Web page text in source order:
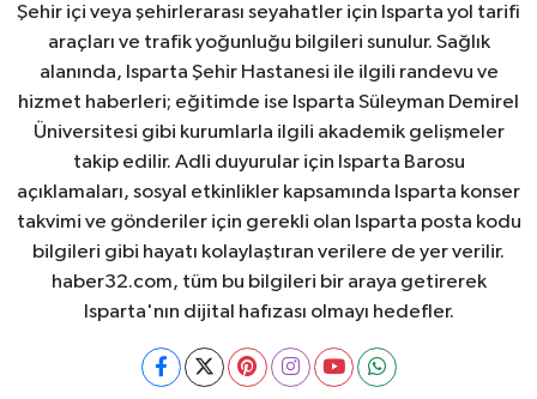
Şehir içi veya şehirlerarası seyahatler için Isparta yol tarifi
araçları ve trafik yoğunluğu bilgileri sunulur. Sağlık
alanında, Isparta Şehir Hastanesi ile ilgili randevu ve
hizmet haberleri; eğitimde ise Isparta Süleyman Demirel
Üniversitesi gibi kurumlarla ilgili akademik gelişmeler
takip edilir. Adli duyurular için Isparta Barosu
açıklamaları, sosyal etkinlikler kapsamında Isparta konser
takvimi ve gönderiler için gerekli olan Isparta posta kodu
bilgileri gibi hayatı kolaylaştıran verilere de yer verilir.
haber32.com, tüm bu bilgileri bir araya getirerek
Isparta'nın dijital hafızası olmayı hedefler.